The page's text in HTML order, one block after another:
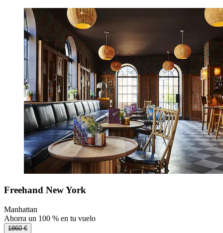
Freehand New York
Manhattan
Ahorra un 100 % en tu vuelo
1860 €